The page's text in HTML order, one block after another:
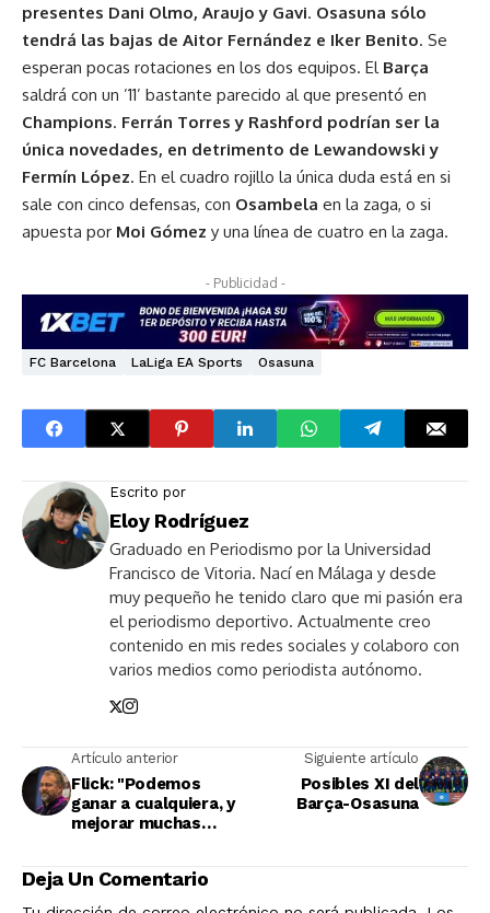
presentes Dani Olmo, Araujo y Gavi. Osasuna sólo
tendrá las bajas de Aitor Fernández e Iker Benito. Se
esperan pocas rotaciones en los dos equipos. El Barça
saldrá con un ’11’ bastante parecido al que presentó en
Champions. Ferrán Torres y Rashford podrían ser la
única novedades, en detrimento de Lewandowski y
Fermín López. En el cuadro rojillo la única duda está en si
sale con cinco defensas, con Osambela en la zaga, o si
apuesta por Moi Gómez y una línea de cuatro en la zaga.
- Publicidad -
FC Barcelona LaLiga EA Sports Osasuna
Escrito por
Eloy Rodríguez
Graduado en Periodismo por la Universidad
Francisco de Vitoria. Nací en Málaga y desde
muy pequeño he tenido claro que mi pasión era
el periodismo deportivo. Actualmente creo
contenido en mis redes sociales y colaboro con
varios medios como periodista autónomo.
Artículo anterior
Flick: "Podemos
ganar a cualquiera, y
mejorar muchas
Siguiente artículo
Posibles XI del
Barça-Osasuna
Deja Un Comentario